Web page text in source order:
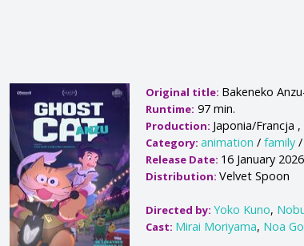
Original title: Bakeneko
Runtime: 97 min.
Production: Japonia/Francja
Category:animation /family
Release Date: 16 January 2026
Distribution:Velvet Spoon
Directed by:Yoko Kuno,
Cast: Mirai Moriyama, Noa